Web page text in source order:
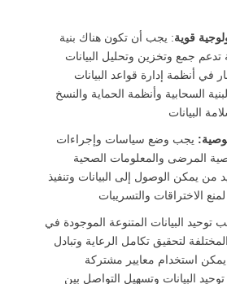
قوية: يجب أن تكون هناك بنية
تدعم جمع وتخزين وتحليل البيانات
في أنظمة إدارة قواعد البيانات
السحابية وأنظمة الحماية والنسخ
يجب وضع سياسات وإجراءات
المرضى والمعلومات الصحية
يمكن الوصول إلى البيانات وتنفيذ
توحيد البيانات المتنوعة الموجودة في
لتحقيق تكامل الرعاية وتبادل
استخدام معايير مشتركة
البيانات وتسهيل التواصل بين